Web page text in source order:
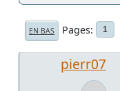
EN BAS Pages 1
pierr07